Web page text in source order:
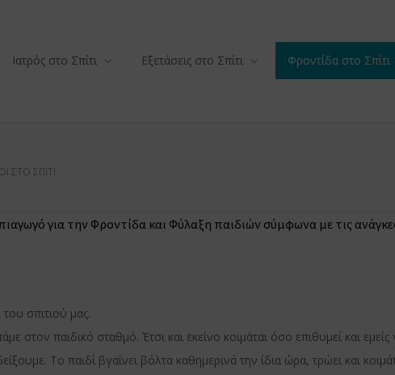
Ιατρός στο Σπίτι Εξετάσεις στο Σπίτι Φροντίδα στο Σπίτι
ΣΤΟ ΣΠΊΤΙ
για την Φροντίδα και Φύλαξη παιδιών σύμφωνα με τις
σπιτιού μας.
στον παιδικό σταθμό. Έτσι και εκείνο κοιμάται όσο επιθυμεί και
Το παιδί βγαίνει βόλτα καθημερινά την ίδια ώρα, τρώει και